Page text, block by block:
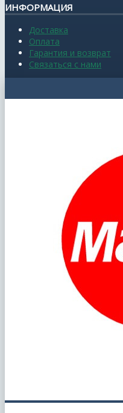
ИНФОРМАЦИЯ
Доставка
Оплата
Гарантия и возврат
Связаться с нами